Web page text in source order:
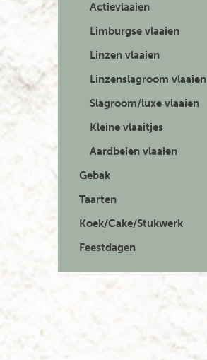
Actievlaaien
Limburgse vlaaien
Linzen vlaaien
Linzenslagroom vlaaien
Slagroom/luxe vlaaien
Kleine vlaaitjes
Aardbeien vlaaien
Gebak
Taarten
Koek/Cake/Stukwerk
Feestdagen